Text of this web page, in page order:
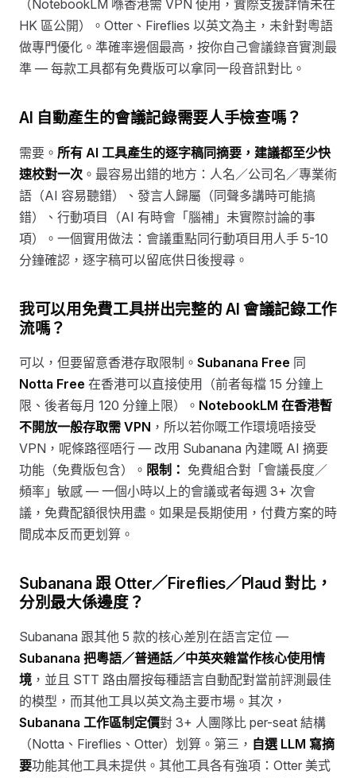
（NotebookLM 喺香港需 VPN 使用，實際支援詳情未在
HK 區公開）。Otter、Fireflies 以英文為主，未針對粵語
做專門優化。準確率邊個最高，按你自己會議錄音實測最
準 — 每款工具都有免費版可以拿同一段音訊對比。
AI 自動產生的會議記錄需要人手檢查嗎？
需要。 所有 AI 工具產生的逐字稿同摘要，建議都至少快
速校對一次 。最容易出錯的地方：人名／公司名／專業術
語（AI 容易聽錯）、發言人歸屬（同聲多講時可能搞
錯）、行動項目（AI 有時會「腦補」未實際討論的事
項）。一個實用做法：會議重點同行動項目用人手 5-10
分鐘確認，逐字稿可以留底供日後搜尋。
我可以用免費工具拼出完整的 AI 會議記錄工作
流嗎？
可以，但要留意香港存取限制。 Subanana Free 同
Notta Free 在香港可以直接使用（前者每檔 15 分鐘上
限、後者每月 120 分鐘上限）。 NotebookLM 在香港暫
不開放一般存取需 VPN ，所以若你嘅工作環境唔接受
VPN，呢條路徑唔行 — 改用 Subanana 內建嘅 AI 摘要
功能（免費版包含）。 限制： 免費組合對「會議長度／
頻率」敏感 — 一個小時以上的會議或者每週 3+ 次會
議，免費配額很快用盡。如果是長期使用，付費方案的時
間成本反而更划算。
Subanana 跟 Otter／Fireflies／Plaud 對比，
分別最大係邊度？
Subanana 跟其他 5 款的核心差別在語言定位 —
Subanana 把粵語／普通話／中英夾雜當作核心使用情
境 ，並且 STT 路由層按每種語言自動配對當前評測最佳
的模型，而其他工具以英文為主要市場。其次，
Subanana 工作區制定價對 3+ 人團隊比 per-seat 結構
（Notta、Fireflies、Otter）划算。第三， 自選 LLM 寫摘
要功能其他工具未提供。其他工具各有強項：Otter 美式